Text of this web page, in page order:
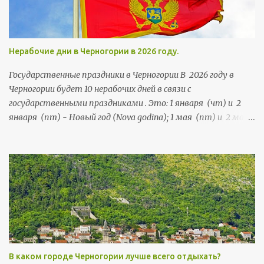
Нерабочие дни в Черногории в 2026 году.
Государственные праздники в Черногории В 2026 году в
Черногории будет 10 нерабочих дней в связи с
государственными праздниками . Это: 1 января (чт) и 2
января (пт) - Новый год (Nova godina); 1 мая (пт) и 2 мая
и 14 июля (вт) - День государственности (Dan državnosti);
13 ноября (пт) и 14 ноября (сб) - Негошев день (Njegošev
dan), праздник черногорской культуры .
В каком городе Черногории лучше всего отдыхать?